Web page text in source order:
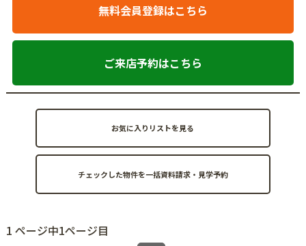
無料会員登録はこちら
ご来店予約はこちら
お気に入りリストを見る
1 ページ中1ページ目